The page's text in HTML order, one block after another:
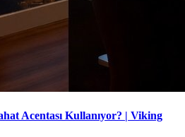
Acentası Kullanıyor? | Viking